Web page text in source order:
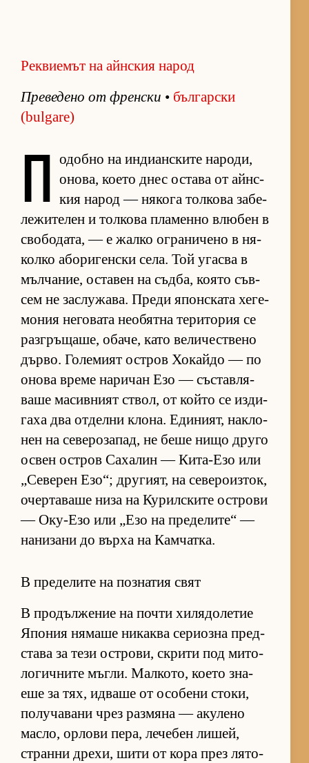
Реквиемът на айнския народ
Пре­ве­дено от френ­ски • бъл­гар­ски
(bulgare)
П о­добно на ин­ди­ан­с­ките на­ро­ди,
оно­ва, ко­ето днес ос­тава от айн­с­
кия на­род — ня­кога тол­кова за­бе­
ле­жи­те­лен и тол­кова пла­менно влю­бен в
сво­бо­да­та, — е жалко ог­ра­ни­чено в ня­
колко або­ри­ген­ски се­ла. Той угасва в
мъл­ча­ние, ос­та­вен на съд­ба, ко­ято съв­
сем не зас­лу­жа­ва. Преди япон­с­ката хе­ге­
мо­ния не­го­вата не­о­бятна те­ри­то­рия се
раз­г­ръ­ща­ше, оба­че, като ве­ли­чес­т­вено
дър­во. Го­ле­мият ос­т­ров Хо­кайдо — по
онова време на­ри­чан Езо — със­тав­ля­
ваше ма­сив­ният ствол, от който се из­ди­
гаха два от­делни кло­на. Еди­ни­ят, нак­ло­
нен на се­ве­ро­за­пад, не беше нищо друго
ос­вен ос­т­ров Са­ха­лин — Ки­та-Езо или
„Се­ве­рен Езо“; дру­ги­ят, на се­ве­ро­из­ток,
очер­та­ваше низа на Ку­рил­с­ките ос­т­рови
— Оку-Езо или „Езо на пре­де­ли­те“ —
на­ни­зани до върха на Кам­чат­ка.
В пределите на познатия свят
В про­дъл­же­ние на почти хи­ля­до­ле­тие
Япо­ния ня­маше ни­каква се­ри­озна пред­
с­тава за тези ос­т­ро­ви, скрити под ми­то­
ло­гич­ните мъг­ли. Мал­ко­то, ко­ето зна­
еше за тях, ид­ваше от осо­бени сто­ки,
по­лу­ча­вани чрез раз­мяна — аку­лено
мас­ло, ор­лови пе­ра, ле­че­бен ли­шей,
странни дре­хи, шити от кора през ля­то­